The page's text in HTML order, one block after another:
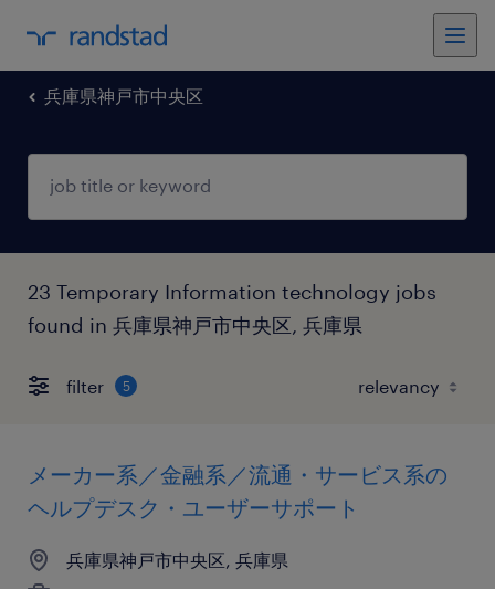
兵庫県神戸市中央区
23 Temporary Information technology jobs
found in 兵庫県神戸市中央区, 兵庫県
filter 5
メーカー系／金融系／流通・サービス系の
ヘルプデスク・ユーザーサポート
兵庫県神戸市中央区, 兵庫県